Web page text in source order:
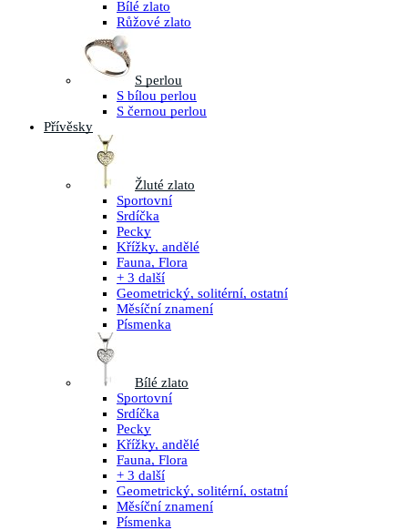
Bílé zlato
Růžové zlato
S perlou
S bílou perlou
S černou perlou
Přívěsky
Žluté zlato
Sportovní
Srdíčka
Pecky
Křížky, andělé
Fauna, Flora
+ 3 další
Geometrický, solitérní, ostatní
Měsíční znamení
Písmenka
Bílé zlato
Sportovní
Srdíčka
Pecky
Křížky, andělé
Fauna, Flora
+ 3 další
Geometrický, solitérní, ostatní
Měsíční znamení
Písmenka